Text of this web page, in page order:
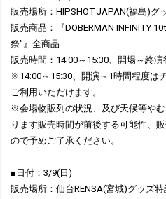
販売場所：HIPSHOT JAPAN(福島)グ
販売商品：『DOBERMAN INFINITY
祭"』全商品
販売時間：14:00～15:30、開場～終
※14:00～15:30、開演～1時間程度は
ご利用いただけます。
※会場物販列の状況、及び天候等や
ります販売時間が前後する可能性、
ので予めご了承ください。
■日付：3/9(日)
販売場所：仙台RENSA(宮城)グッズ